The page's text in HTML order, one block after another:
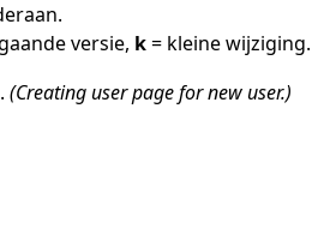
versie, k= kleine wijziging.
Creating user page for new user.